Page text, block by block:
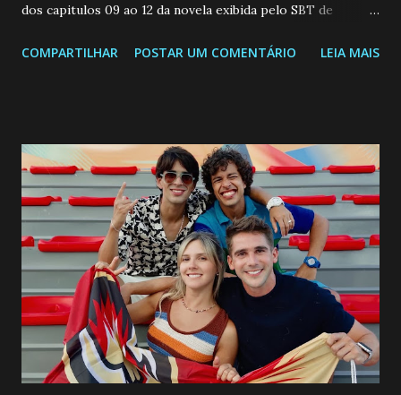
dos capitulos 09 ao 12 da novela exibida pelo SBT de
a Programação Semanal do SBT de 08/06/26 a 14/06/26
confessa a Gabriel que ele demonstrou ser o tipo de
pessoa que ela tanto desejou durante toda a vida. Camila
entra no quarto de Gabriel e imagina como seria o
encontro deles, quando conseguir seduzi-lo. Manuel avisa a
Paula sobre a suposta infidelidade de Gabriel com Joana.
Rogerio consegue se livrar de todas as suspeitas pelo
desaparecimento de Francisco, apontando que ele poderia
ter sido vítima da fúria de Gabriel. Artur informa a Gabriel
que a clínica inseminou por engano outra paciente, que está
...
COMPARTILHAR POSTAR UM COMENTÁRIO LEIA MAIS